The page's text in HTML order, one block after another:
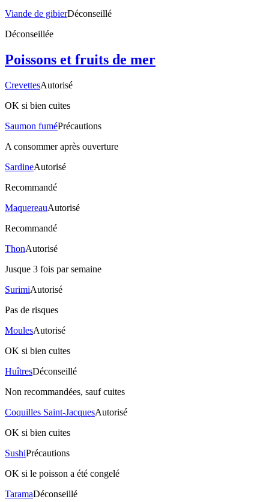
Viande de gibierDéconseillé
Déconseillée
Poissons et fruits de mer
CrevettesAutorisé
OK si bien cuites
Saumon fuméPrécautions
A consommer après ouverture
SardineAutorisé
Recommandé
MaquereauAutorisé
Recommandé
ThonAutorisé
Jusque 3 fois par semaine
SurimiAutorisé
Pas de risques
MoulesAutorisé
OK si bien cuites
HuîtresDéconseillé
Non recommandées, sauf cuites
Coquilles Saint-JacquesAutorisé
OK si bien cuites
SushiPrécautions
OK si le poisson a été congelé
TaramaDéconseillé